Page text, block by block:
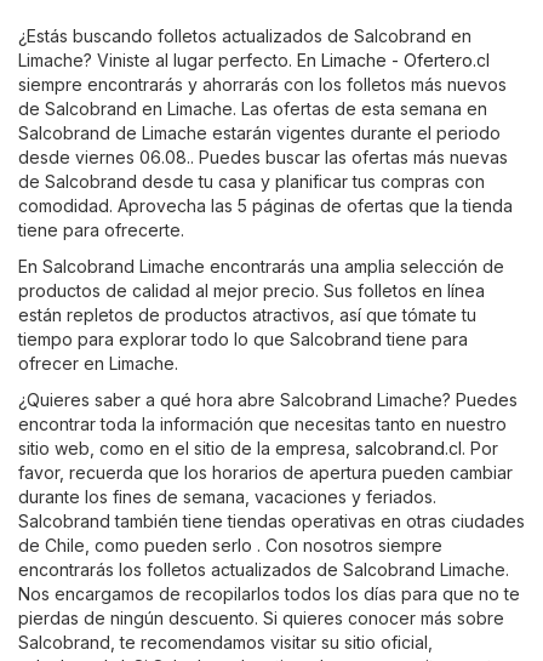
¿Estás buscando folletos actualizados de Salcobrand en
Limache? Viniste al lugar perfecto. En Limache - Ofertero.cl
siempre encontrarás y ahorrarás con los folletos más nuevos
de Salcobrand en Limache. Las ofertas de esta semana en
Salcobrand de Limache estarán vigentes durante el periodo
desde viernes 06.08.. Puedes buscar las ofertas más nuevas
de Salcobrand desde tu casa y planificar tus compras con
comodidad. Aprovecha las 5 páginas de ofertas que la tienda
tiene para ofrecerte.
En Salcobrand Limache encontrarás una amplia selección de
productos de calidad al mejor precio. Sus folletos en línea
están repletos de productos atractivos, así que tómate tu
tiempo para explorar todo lo que Salcobrand tiene para
ofrecer en Limache.
¿Quieres saber a qué hora abre Salcobrand Limache? Puedes
encontrar toda la información que necesitas tanto en nuestro
sitio web, como en el sitio de la empresa, salcobrand.cl. Por
favor, recuerda que los horarios de apertura pueden cambiar
durante los fines de semana, vacaciones y feriados.
Salcobrand también tiene tiendas operativas en otras ciudades
de Chile, como pueden serlo . Con nosotros siempre
encontrarás los folletos actualizados de Salcobrand Limache.
Nos encargamos de recopilarlos todos los días para que no te
pierdas de ningún descuento. Si quieres conocer más sobre
Salcobrand, te recomendamos visitar su sitio oficial,